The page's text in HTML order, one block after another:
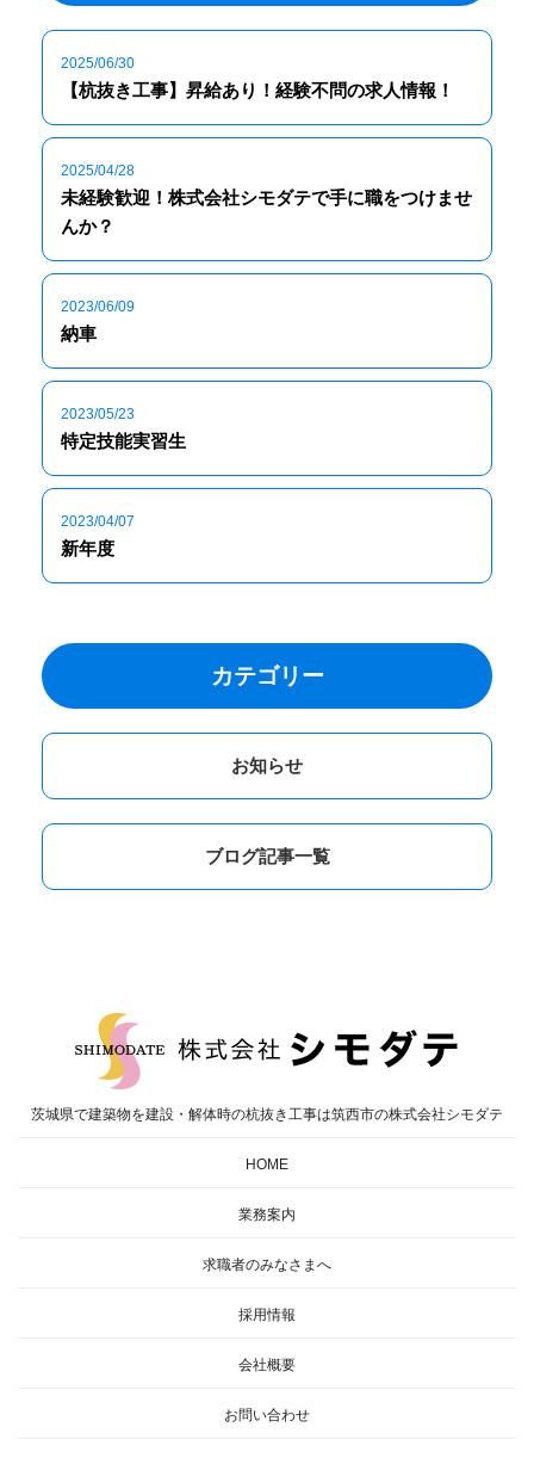
2025/06/30
【杭抜き工事】昇給あり！経験不問の求人情報！
2025/04/28
未経験歓迎！株式会社シモダテで手に職をつけませ
んか？
2023/06/09
納車
2023/05/23
特定技能実習生
2023/04/07
新年度
カテゴリー
お知らせ
ブログ記事一覧
茨城県で建築物を建設・解体時の杭抜き工事は筑西市の株式会社シモダテ
HOME
業務案内
求職者のみなさまへ
採用情報
会社概要
お問い合わせ